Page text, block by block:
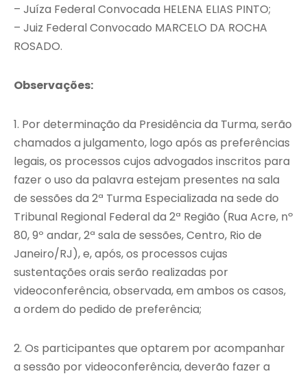
– Juíza Federal Convocada HELENA ELIAS PINTO;
– Juiz Federal Convocado MARCELO DA ROCHA
ROSADO.
Observações:
1. Por determinação da Presidência da Turma, serão
chamados a julgamento, logo após as preferências
legais, os processos cujos advogados inscritos para
fazer o uso da palavra estejam presentes na sala
de sessões da 2ª Turma Especializada na sede do
Tribunal Regional Federal da 2ª Região (Rua Acre, nº
80, 9º andar, 2ª sala de sessões, Centro, Rio de
Janeiro/RJ), e, após, os processos cujas
sustentações orais serão realizadas por
videoconferência, observada, em ambos os casos,
a ordem do pedido de preferência;
2. Os participantes que optarem por acompanhar
a sessão por videoconferência, deverão fazer a